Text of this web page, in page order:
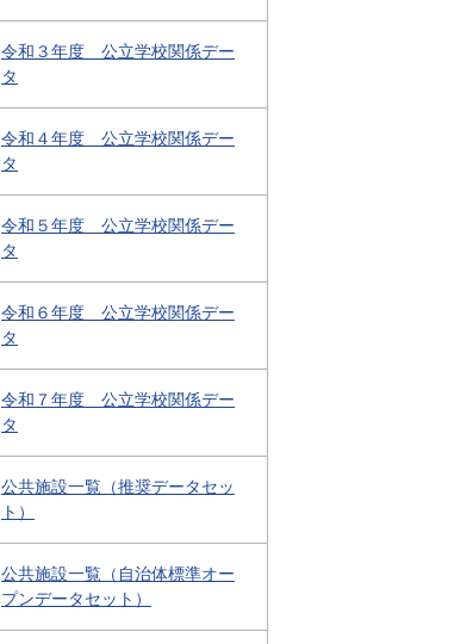
令和３年度 公立学校関係デー
タ
令和４年度 公立学校関係デー
タ
令和５年度 公立学校関係デー
タ
令和６年度 公立学校関係デー
タ
令和７年度 公立学校関係デー
タ
公共施設一覧（推奨データセッ
ト）
公共施設一覧（自治体標準オー
プンデータセット）